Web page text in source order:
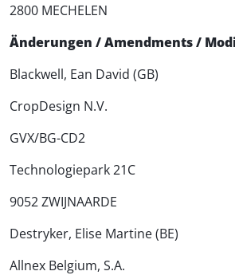
2800 MECHELEN
Änderungen / Amendments /
Blackwell, Ean David (GB)
CropDesign N.V.
GVX/BG-CD2
Technologiepark 21C
9052 ZWIJNAARDE
Destryker, Elise Martine (BE)
Allnex Belgium, S.A.